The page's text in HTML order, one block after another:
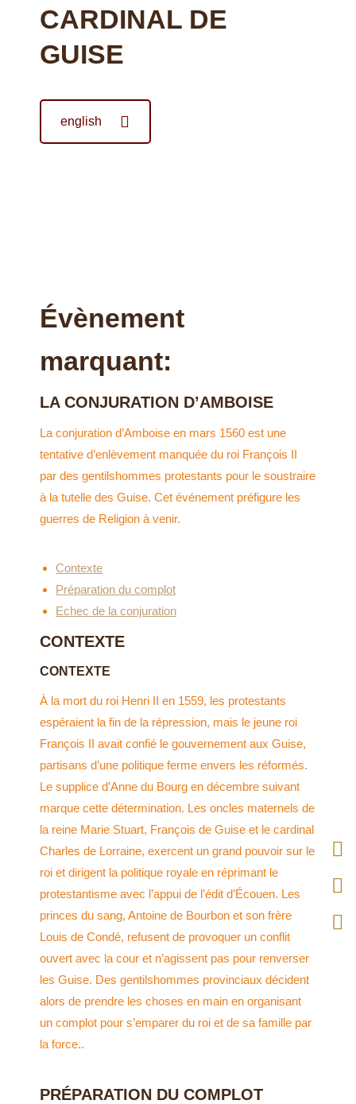
CARDINAL DE
GUISE
english
Évènement
marquant:
LA CONJURATION D’AMBOISE
La conjuration d’Amboise en mars 1560 est une
tentative d’enlèvement manquée du roi François II
par des gentilshommes protestants pour le soustraire
à la tutelle des Guise. Cet événement préfigure les
guerres de Religion à venir.
Contexte
Préparation du complot
Echec de la conjuration
CONTEXTE
CONTEXTE
À la mort du roi Henri II en 1559, les protestants
espéraient la fin de la répression, mais le jeune roi
François II avait confié le gouvernement aux Guise,
partisans d’une politique ferme envers les réformés.
Le supplice d’Anne du Bourg en décembre suivant
marque cette détermination. Les oncles maternels de
la reine Marie Stuart, François de Guise et le cardinal
Charles de Lorraine, exercent un grand pouvoir sur le
roi et dirigent la politique royale en réprimant le
protestantisme avec l’appui de l’édit d’Écouen. Les
princes du sang, Antoine de Bourbon et son frère
Louis de Condé, refusent de provoquer un conflit
ouvert avec la cour et n’agissent pas pour renverser
les Guise. Des gentilshommes provinciaux décident
alors de prendre les choses en main en organisant
un complot pour s’emparer du roi et de sa famille par
la force..
PRÉPARATION DU COMPLOT